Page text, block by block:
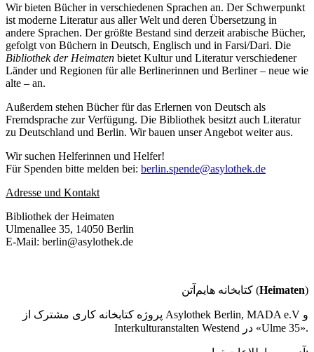
Wir bieten Bücher in verschiedenen Sprachen an. Der Schwerpunkt
ist moderne Literatur aus aller Welt und deren Übersetzung in
andere Sprachen. Der größte Bestand sind derzeit arabische Bücher,
gefolgt von Büchern in Deutsch, Englisch und in Farsi/Dari. Die
Bibliothek der Heimaten bietet Kultur und Literatur verschiedener
Länder und Regionen für alle Berlinerinnen und Berliner – neue wie
alte – an.
Außerdem stehen Bücher für das Erlernen von Deutsch als
Fremdsprache zur Verfügung. Die Bibliothek besitzt auch Literatur
zu Deutschland und Berlin. Wir bauen unser Angebot weiter aus.
Wir suchen Helferinnen und Helfer!
Für Spenden bitte melden bei: berlin.spende@asylothek.de
Adresse und Kontakt
Bibliothek der Heimaten
Ulmenallee 35, 14050 Berlin
E-Mail: berlin@asylothek.de
کتابخانه هایم‌آتن (Heimaten)
پروژه کتابخانه کاری مشترک از Asylothek Berlin, MADA e.V و
Interkulturanstalten Westend در «Ulme 35».